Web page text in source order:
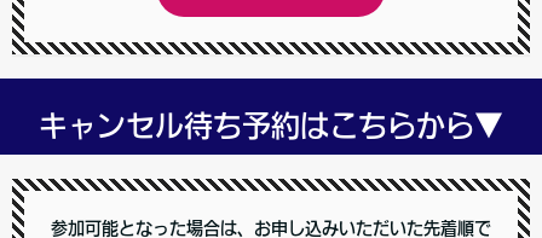
キャンセル待ち予約はこちらから▼
参加可能となった場合は、お申し込みいただいた先着順で